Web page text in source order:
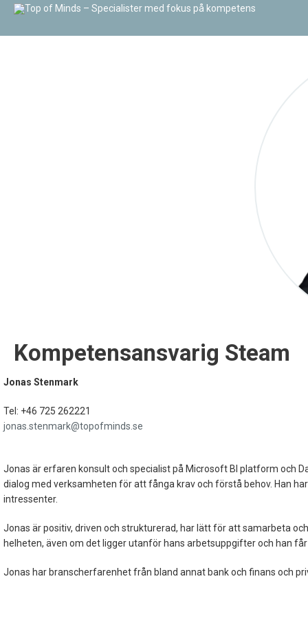
Kompetensansvarig Steam
Jonas Stenmark
Tel: +46 725 262221
jonas.stenmark@topofminds.se
Jonas är erfaren konsult och specialist på Microsoft BI platform och
dialog med verksamheten för att fånga krav och förstå behov. Han
intressenter.
Jonas är positiv, driven och strukturerad, har lätt för att samarbeta
helheten, även om det ligger utanför hans arbetsuppgifter och han
Jonas har branscherfarenhet från bland annat bank och finans och